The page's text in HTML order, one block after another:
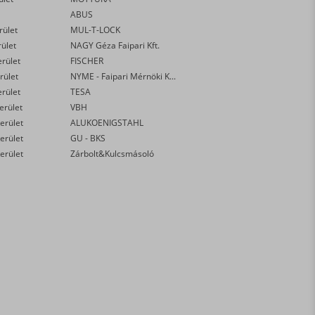
ABUS
MUL-T-LOCK
NAGY Géza Faipari Kft.
FISCHER
NYME - Faipari Mérnöki Kar
TESA
VBH
ALUKOENIGSTAHL
GU - BKS
Zárbolt&Kulcsmásoló